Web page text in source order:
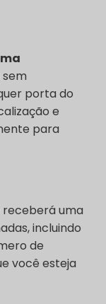
porta do
e
para
receberá uma
incluindo
de
você esteja